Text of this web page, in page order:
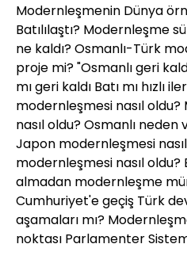
Modernleşmenin Dünya
Batılılaştı? Modernleşme
ne kaldı? Osmanlı-Türk
proje mi? "Osmanlı geri
mı geri kaldı Batı mı hızlı
modernleşmesi nasıl
nasıl oldu? Osmanlı neden
Japon modernleşmesi
modernleşmesi nasıl oldu?
almadan modernleşme
Cumhuriyet'e geçiş Türk
aşamaları mı?
noktası Parlamenter